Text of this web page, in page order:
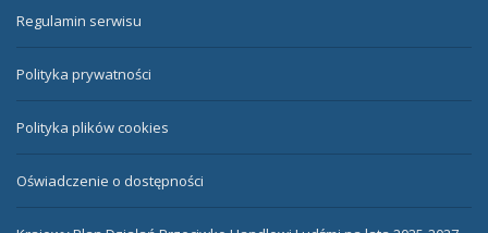
Regulamin serwisu
Polityka prywatności
Polityka plików cookies
Oświadczenie o dostępności